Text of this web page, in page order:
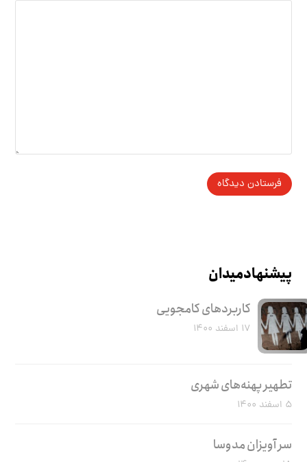
پیشنهاد میدان
کاربرد‌های کامجویی
۱۷ اسفند ۱۴۰۰
تطهیر پهنه‌های شهری
۵ اسفند ۱۴۰۰
سر آویزان مدوسا